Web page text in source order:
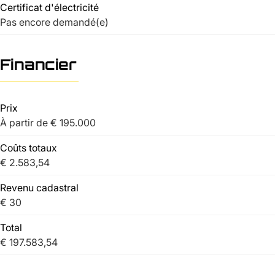
Certificat d'électricité
Pas encore demandé(e)
Financier
Prix
À partir de € 195.000
Coûts totaux
€ 2.583,54
Revenu cadastral
€ 30
Total
€ 197.583,54